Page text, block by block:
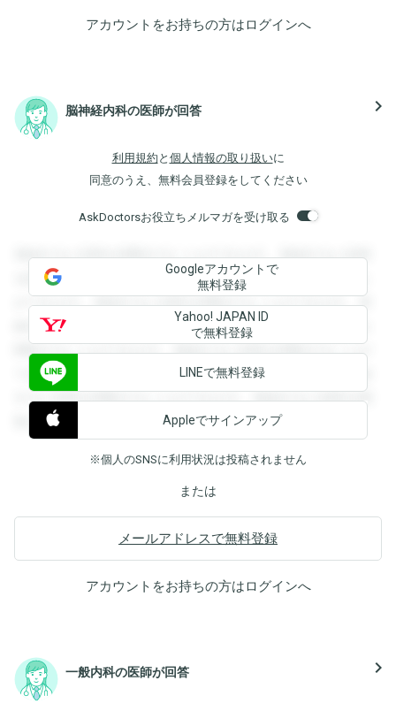
アカウントをお持ちの方はログインへ
脳神経内科の医師が回答 navigate_next
利用規約 と 個人情報の取り扱いに
同意のうえ、無料会員登録をしてください
AskDoctorsお役立ちメルマガを受け取る
登録すると回答を閲覧することができます。登録すると回答
を閲覧することができます。登録すると回答を閲覧すること
ができます。登録すると回答を閲覧することができます。登
録すると回答を閲覧することができます。登録すると回答を
閲覧することができます。登録すると回答を閲覧することが
できます。登録すると回答を閲覧することができます。登録
すると回答を閲覧することができます。登録すると回答を閲
覧することができます。
Googleアカウントで
無料登録
Yahoo! JAPAN ID
で無料登録
LINEで無料登録
Appleでサインアップ
※個人のSNSに利用状況は投稿されません
または
メールアドレスで無料登録
アカウントをお持ちの方はログインへ
一般内科の医師が回答 navigate_next